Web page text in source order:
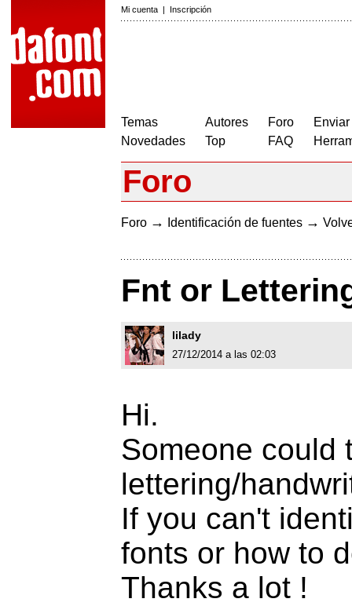
Mi cuenta | Inscripción
Temas
Novedades
Autores
Top
Foro
FAQ
Foro
Foro → Identificación de fuentes →
Fnt or
lilady
27/12/2014 a las 02:03
Hi.
Someone could
lettering/
If you can't
fonts or how to
Thanks a lot !